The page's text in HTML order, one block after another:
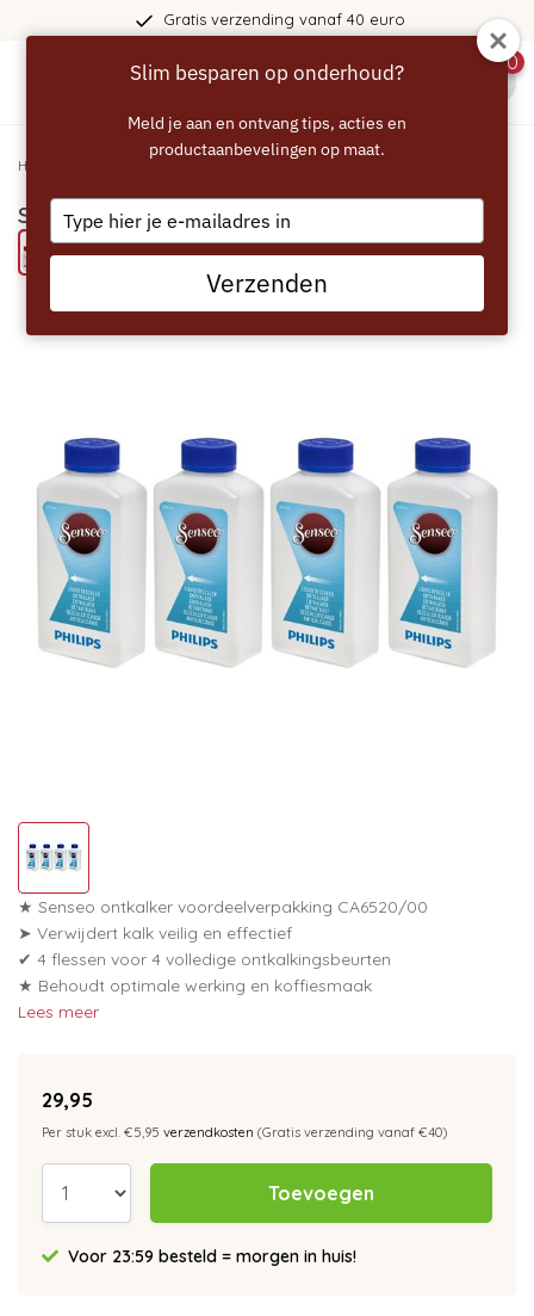
Gratis verzending vanaf 40 euro
0
Home
SENSEO 4x Ontkalker - CA6520/00
Bespaar 33% met het ECCELLENTE alternatief
★ Senseo ontkalker voordeelverpakking CA6520/00
➤ Verwijdert kalk veilig en effectief
✔ 4 flessen voor 4 volledige ontkalkingsbeurten
★ Behoudt optimale werking en koffiesmaak
Lees meer
29,95
Per stuk excl. €5,95 verzendkosten (Gratis verzending vanaf €40)
Toevoegen
Voor 23:59 besteld = morgen in huis!
Slim besparen op onderhoud?
Meld je aan en ontvang tips, acties en
productaanbevelingen op maat.
Type
your
email
Verzenden